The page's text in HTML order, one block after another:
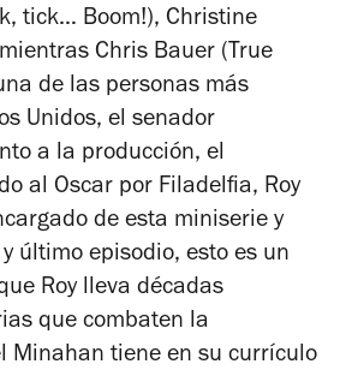
tick… Boom!), Christine
Chris Bauer (True
de las personas más
Unidos, el senador
a la producción, el
al Oscar por Filadelfia, Roy
de esta miniserie y
último episodio, esto es un
Roy lleva décadas
que combaten la
Minahan tiene en su currículo